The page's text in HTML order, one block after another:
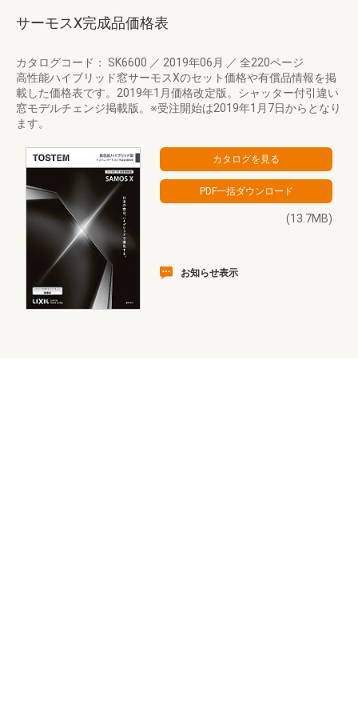
サーモスX完成品価格表
カタログコード： SK6600 ／ 2019年06月 ／ 全220ページ
高性能ハイブリッド窓サーモスXのセット価格や有償品情報を掲
載した価格表です。2019年1月価格改定版。シャッター付引違い
窓モデルチェンジ掲載版。※受注開始は2019年1月7日からとなり
ます。
(13.7MB)
お知らせ表示